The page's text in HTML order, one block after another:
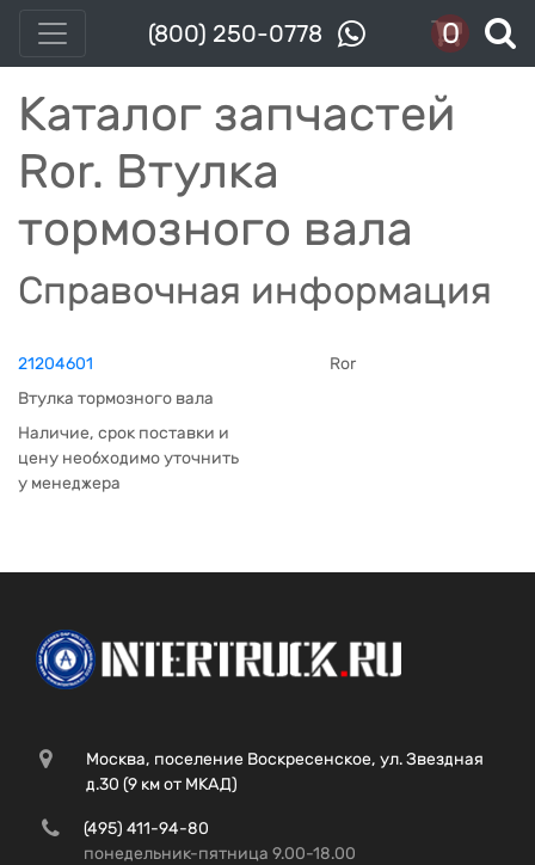
(800) 250-0778 0
Каталог запчастей
Ror. Втулка
тормозного вала
Справочная информация
21204601
Ror
Втулка тормозного вала
Наличие, срок поставки и
цену необходимо уточнить
у менеджера
Москва, поселение Воскресенское, ул. Звездная
д.30 (9 км от МКАД)
(495) 411-94-80
понедельник-пятница 9.00-18.00